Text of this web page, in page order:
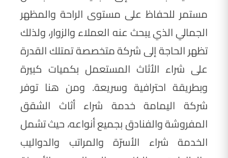
مستمر للحفاظ على مستوى الراحة والمظهر
الجمالي الذي يبحث عنه العملاء والزوار، ولذلك
تظهر الحاجة إلى شركة متخصصة تمتلك القدرة
على شراء الأثاث المستعمل بكميات كبيرة
وبطريقة احترافية وسريعة. ومن هنا توفر
شركة اليمامة خدمة شراء أثاث الشقق
المفروشة والفنادق بجميع أنواعه، حيث تشمل
الخدمة شراء الأسرّة والمراتب والدواليب